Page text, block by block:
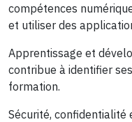
compétences
et utiliser des
Apprentissage et
contribue à identifier
formation.
Sécurité,